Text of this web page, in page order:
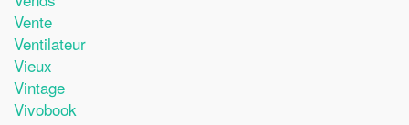
Vente
Ventilateur
Vieux
Vintage
Vivobook